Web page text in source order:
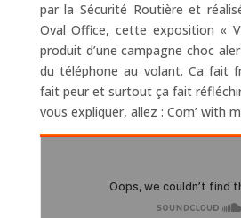
par la Sécurité Routière et
Oval Office, cette exposition «
produit d’une campagne choc
du téléphone au volant. Ca fait
fait peur et surtout ça fait
vous expliquer, allez : Com’ with